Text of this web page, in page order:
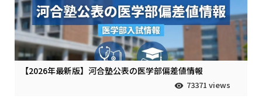
【2026年最新版】河合塾公表の医学部偏差値情報
73371 views